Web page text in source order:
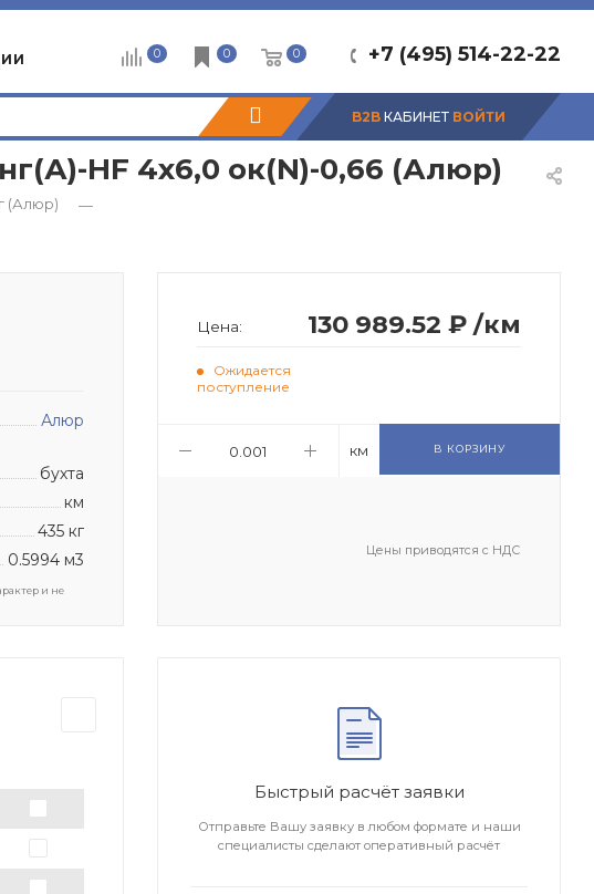
+7 (495) 514-22-22
0 0 0
B2B КАБИНЕТ ВОЙТИ
HF 4х6,0 ок(N)-0,66 (Алюр)
(Алюр)
—
Алюр
бухта
км
435 кг
0.5994 м3
и не
Цена: 130 989.52 ₽ /км
Ожидается
поступление
км В КОРЗИНУ
Цены приводятся с НДС
Быстрый расчёт заявки
Отправьте Вашу заявку в любом формате и наши
специалисты сделают оперативный расчёт